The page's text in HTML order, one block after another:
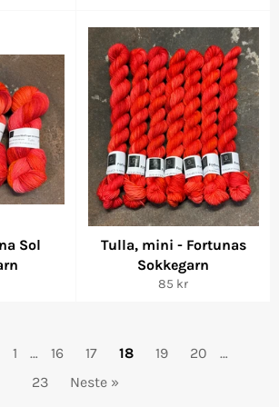
Sol
Tulla, mini - Fortunas
Sokkegarn
Vanlig
85 kr
1 … 16 17 18 19 20
…
23
Neste »